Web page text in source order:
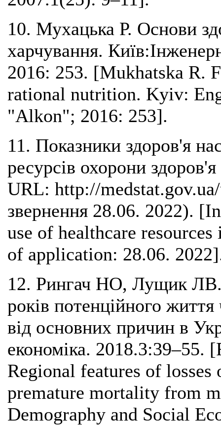
10. Мухацька Р. Основи
харчування.
2016: 253. [Mukhatska R.
rational nutrition. Kyiv:
"Alkon"; 2016: 253].
11. Показники здоров'я
ресурсів охорони
URL: http://
звернення 28.06. 2022).
use of healthcare
of application: 28.06.
12. Рингач НО, Лущик ЛВ.
років потенційного
від основних причин в
економіка. 2018.3:39–55.
Regional features of
premature mortality from
Demography and Social